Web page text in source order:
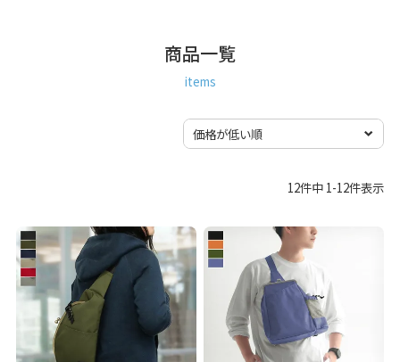
商品一覧
items
12件中 1-12件表示